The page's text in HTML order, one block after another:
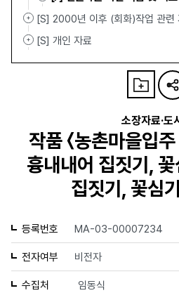
[S] 2000년 이후 (회화)작업 관련
[S] 개인 자료
소장자료·도
작품 〈농촌마을입
흉내내어 집짓기, 꽃
집짓기, 꽃심
등록번호 MA-03-00007234
전자여부 비전자
수집처 임동식